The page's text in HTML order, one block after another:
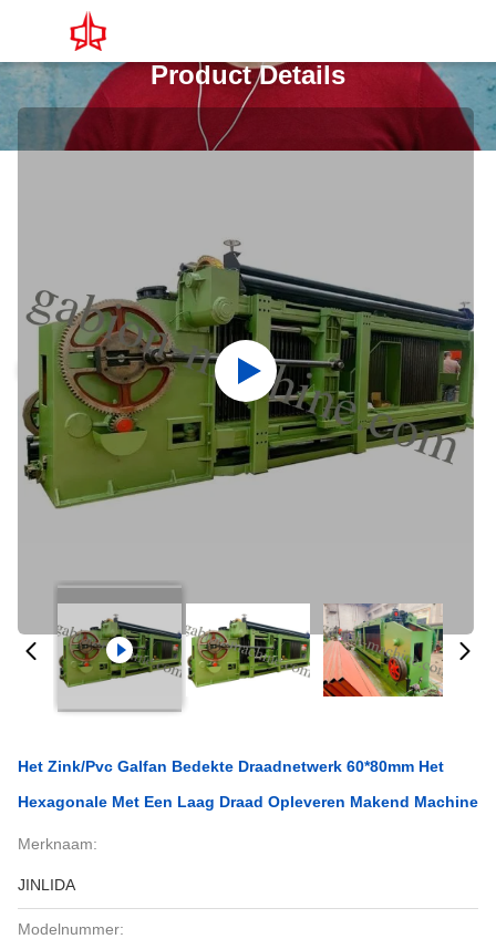
Product Details
Het Zink/pvc Galfan Bedekte Draadnetwerk 60*80mm Het
Hexagonale Met Een Laag Draad Opleveren Makend Machine
Merknaam:
JINLIDA
Modelnummer: